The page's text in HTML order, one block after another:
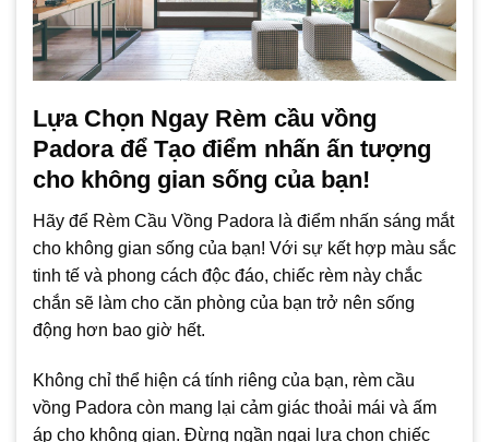
Lựa Chọn Ngay Rèm cầu vồng
Padora để Tạo điểm nhấn ấn tượng
cho không gian sống của bạn!
Hãy để Rèm Cầu Vồng Padora là điểm nhấn sáng mắt
cho không gian sống của bạn! Với sự kết hợp màu sắc
tinh tế và phong cách độc đáo, chiếc rèm này chắc
chắn sẽ làm cho căn phòng của bạn trở nên sống
động hơn bao giờ hết.
Không chỉ thể hiện cá tính riêng của bạn, rèm cầu
vồng Padora còn mang lại cảm giác thoải mái và ấm
áp cho không gian. Đừng ngần ngại lựa chọn chiếc